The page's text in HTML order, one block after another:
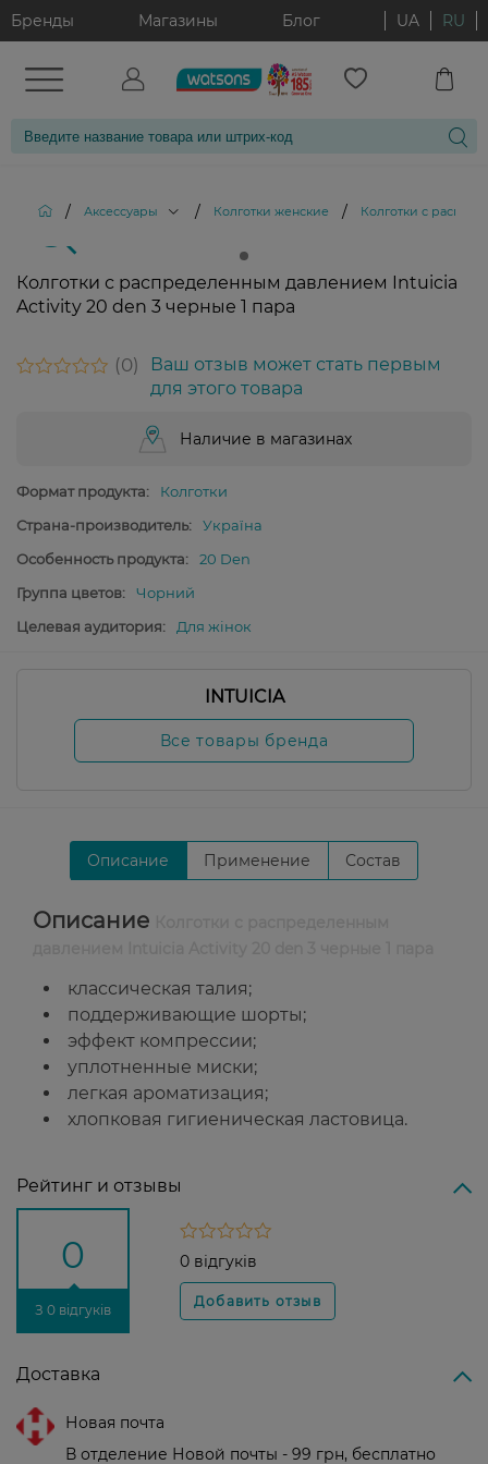
Бренды Магазины Блог UA RU
/ Аксессуары / Колготки женские / Колготки с
Колготки с распределенным давлением Intuicia
Activity 20 den 3 черные 1 пара
0
Ваш отзыв может стать первым
для этого товара
Наличие в магазинах
Формат продукта:
Колготки
Страна-производитель:
Україна
Особенность продукта:
20 Den
Группа цветов:
Чорний
Целевая аудитория:
Для жінок
INTUICIA
Все товары бренда
Описание Применение Состав
Описание
классическая талия;
поддерживающие шорты;
эффект компрессии;
уплотненные миски;
легкая ароматизация;
хлопковая гигиеническая ластовица.
Рейтинг и отзывы
0
З 0 відгуків
0 відгуків
Доставка
Новая почта
В отделение Новой почты - 99 грн, бесплатно